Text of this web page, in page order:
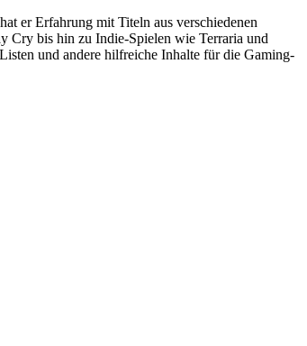
er Erfahrung mit Titeln aus verschiedenen
Cry bis hin zu Indie-Spielen wie Terraria und
und andere hilfreiche Inhalte für die Gaming-